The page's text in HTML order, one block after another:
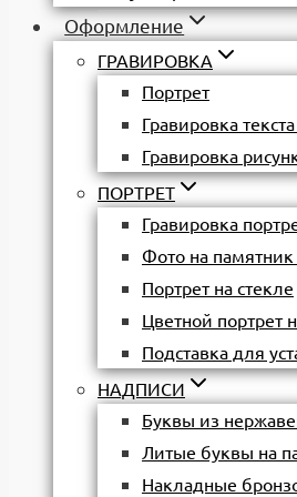
Оформление
ГРАВИРОВКА
Портрет
Гравировка
Гравировка
ПОРТРЕТ
Гравировка
Фото на
Портрет на стекле
Цветной портрет
Подставка для
НАДПИСИ
Буквы из
Литые буквы на
Накладные